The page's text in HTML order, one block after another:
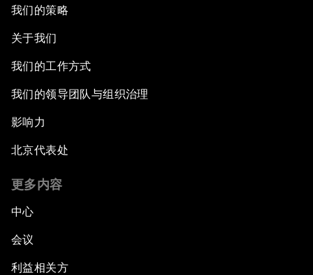
我们的策略
关于我们
我们的工作方式
我们的领导团队与组织治理
影响力
北京代表处
更多内容
中心
会议
利益相关方